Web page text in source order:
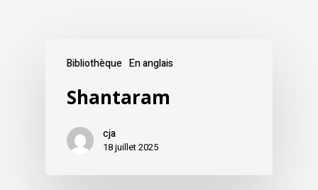
Bibliothèque En anglais
Shantaram
cja
18 juillet 2025